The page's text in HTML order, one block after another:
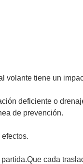
volante tiene un
deficiente o
de prevención.
cada